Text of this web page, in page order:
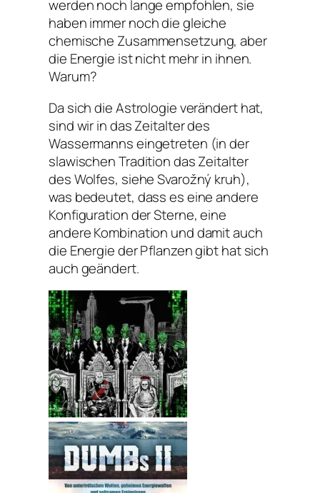
werden noch lange empfohlen, sie
haben immer noch die gleiche
chemische Zusammensetzung, aber
die Energie ist nicht mehr in ihnen.
Warum?
Da sich die Astrologie verändert hat,
sind wir in das Zeitalter des
Wassermanns eingetreten (in der
slawischen Tradition das Zeitalter
des Wolfes, siehe Svarožný kruh),
was bedeutet, dass es eine andere
Konfiguration der Sterne, eine
andere Kombination und damit auch
die Energie der Pflanzen gibt hat sich
auch geändert.